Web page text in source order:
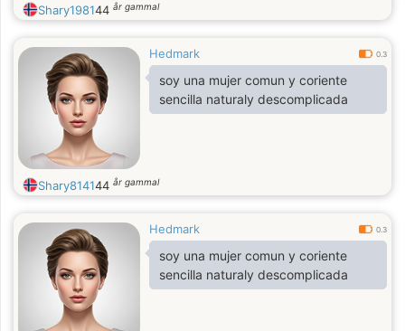
Shary198144 år gammal
Hedmark 0.3
soy una mujer comun y coriente
sencilla naturaly descomplicada
Shary814144 år gammal
Hedmark 0.3
soy una mujer comun y coriente
sencilla naturaly descomplicada